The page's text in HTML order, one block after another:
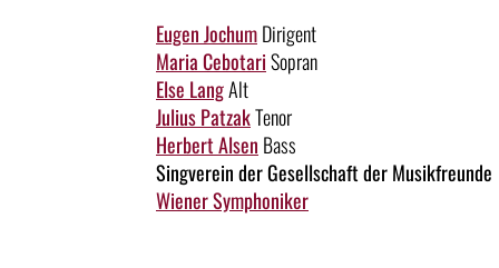
Eugen JochumDirigent
Maria CebotariSopran
Else LangAlt
Julius PatzakTenor
Herbert Alsen Bass
Singverein der Gesellschaft der Musikfreunde
Wiener Symphoniker